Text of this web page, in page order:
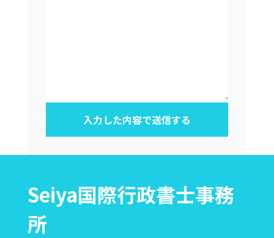
Seiya国際行政書士事務
所